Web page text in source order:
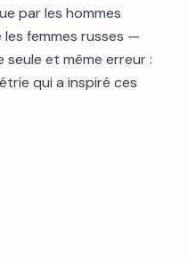
par les hommes
les femmes russes —
et même erreur :
qui a inspiré ces